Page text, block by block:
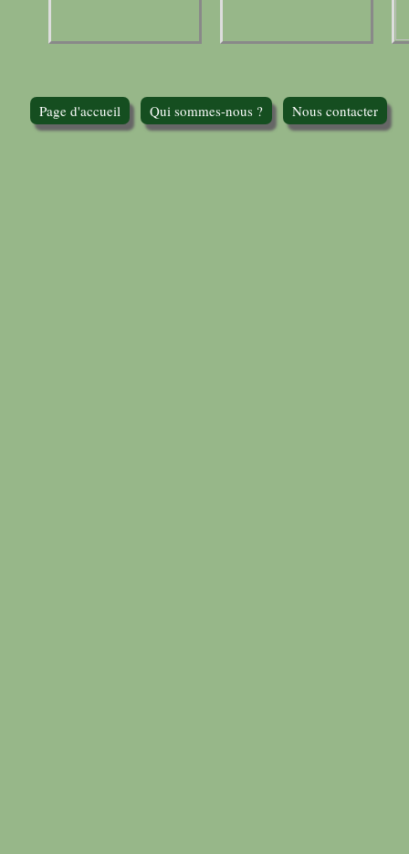
Page d'accueil Qui sommes-nous ? Nous contacter